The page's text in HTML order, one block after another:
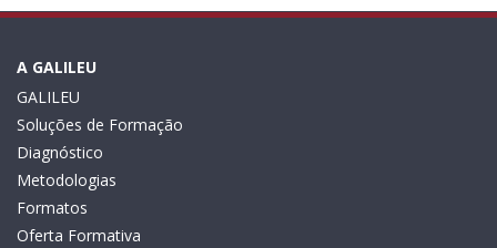
A GALILEU
GALILEU
Soluções de Formação
Diagnóstico
Metodologias
Formatos
Oferta Formativa